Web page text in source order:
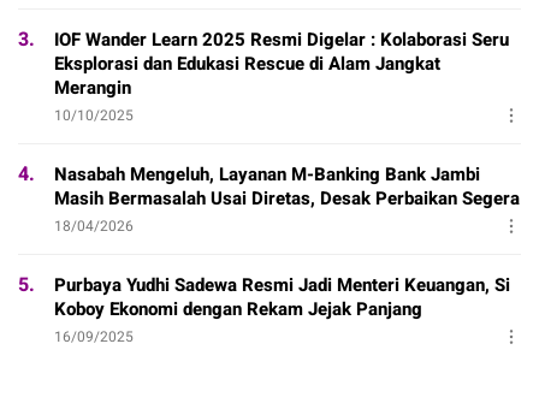
3.
IOF Wander Learn 2025 Resmi Digelar : Kolaborasi Seru
Eksplorasi dan Edukasi Rescue di Alam Jangkat
Merangin
10/10/2025
4.
Nasabah Mengeluh, Layanan M-Banking Bank Jambi
Masih Bermasalah Usai Diretas, Desak Perbaikan Segera
18/04/2026
5.
Purbaya Yudhi Sadewa Resmi Jadi Menteri Keuangan, Si
Koboy Ekonomi dengan Rekam Jejak Panjang
16/09/2025